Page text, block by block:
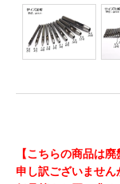
【こちらの商品は廃
申し訳ございませ